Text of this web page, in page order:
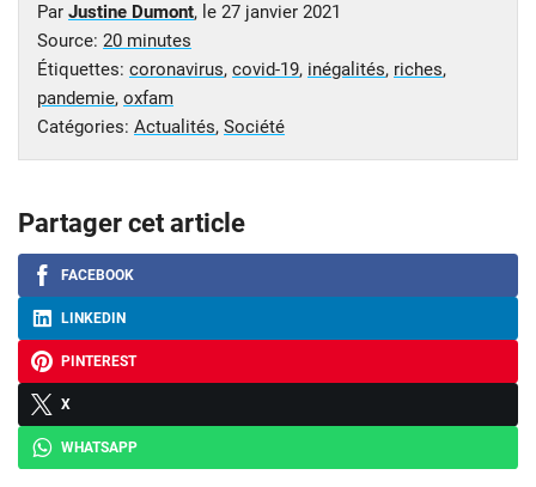
Par Justine Dumont, le 27 janvier 2021
Source: 20 minutes
Étiquettes: coronavirus, covid-19, inégalités, riches,
pandemie, oxfam
Catégories: Actualités, Société
Partager cet article
FACEBOOK
LINKEDIN
PINTEREST
X
WHATSAPP